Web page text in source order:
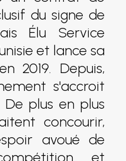
du signe de
Élu Service
et lance sa
2019. Depuis,
s'accroit
plus en plus
concourir,
avoué de
et